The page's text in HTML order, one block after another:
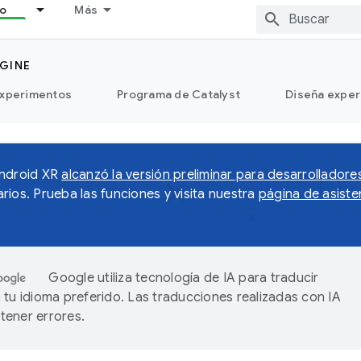
Más
Programa de Catalyst Diseña
XRalcanzó la versión preliminar para
Prueba las funciones y visita nuestra página de
Google utiliza tecnología de IA para traducir
idioma preferido. Las traducciones realizadas con IA
errores.